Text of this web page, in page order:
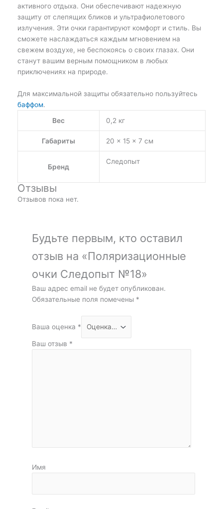
активного отдыха. Они обеспечивают надежную
защиту от слепящих бликов и ультрафиолетового
излучения. Эти очки гарантируют комфорт и стиль. Вы
сможете наслаждаться каждым мгновением на
свежем воздухе, не беспокоясь о своих глазах. Они
станут вашим верным помощником в любых
приключениях на природе.
Для максимальной защиты обязательно пользуйтесь
баффом.
Вес
0,2 кг
Габариты 20 × 15 × 7 см
Бренд
Следопыт
Отзывы
Отзывов пока нет.
Будьте первым, кто оставил
отзыв на «Поляризационные
очки Следопыт №18»
Ваш адрес email не будет опубликован.
Обязательные поля помечены *
Ваша оценка *
Ваш отзыв *
Имя